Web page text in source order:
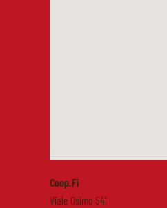
Coop.Fi
Viale Osimo 541